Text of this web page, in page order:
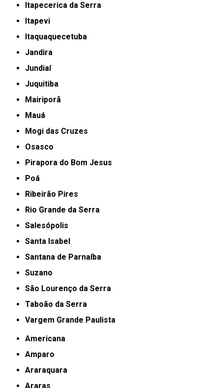
Itapecerica da Serra
Itapevi
Itaquaquecetuba
Jandira
Jundiaí
Juquitiba
Mairiporã
Mauá
Mogi das Cruzes
Osasco
Pirapora do Bom Jesus
Poá
Ribeirão Pires
Rio Grande da Serra
Salesópolis
Santa Isabel
Santana de Parnaíba
Suzano
São Lourenço da Serra
Taboão da Serra
Vargem Grande Paulista
Americana
Amparo
Araraquara
Araras